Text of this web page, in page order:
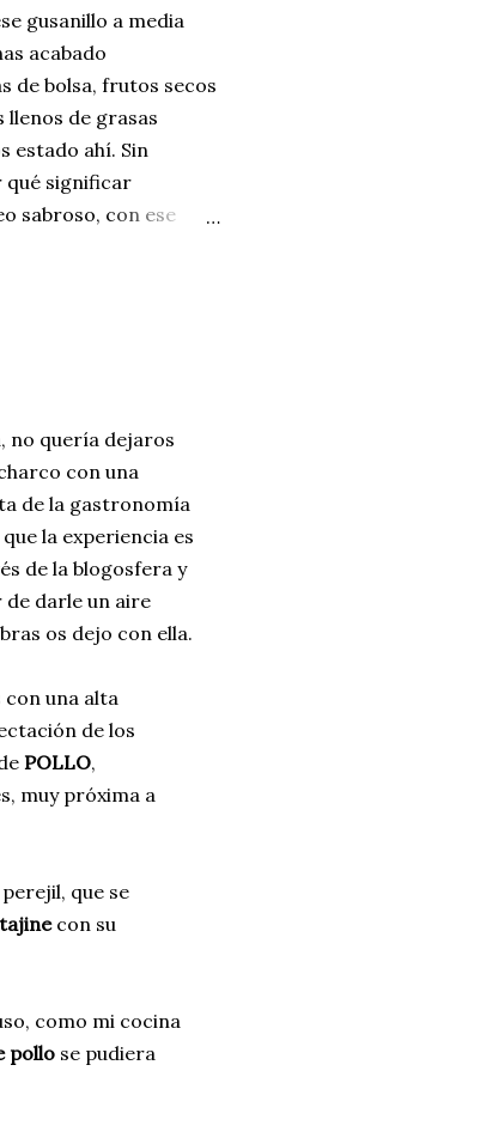
gusanillo a media
acabado
de bolsa, frutos secos
de grasas
estado ahí. Sin
qué significar
sabroso, con ese
a cambiar por
Con esta receta
de La Bañeza
de proteína y
a los frutos se...
no quería dejaros
con una
de la gastronomía
la experiencia es
de la blogosfera y
darle un aire
os dejo con ella.
una alta
de los
POLLO,
muy próxima a
que se
tajinecon su
como mi cocina
pollo se pudiera